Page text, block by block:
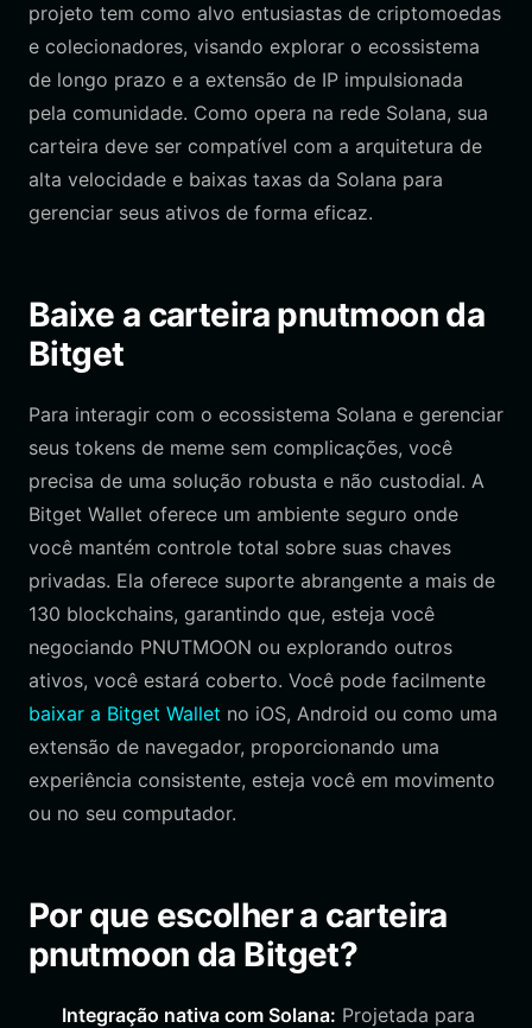
projeto tem como alvo entusiastas de criptomoedas
e colecionadores, visando explorar o ecossistema
de longo prazo e a extensão de IP impulsionada
pela comunidade. Como opera na rede Solana, sua
carteira deve ser compatível com a arquitetura de
alta velocidade e baixas taxas da Solana para
gerenciar seus ativos de forma eficaz.
Baixe a carteira pnutmoon da
Bitget
Para interagir com o ecossistema Solana e gerenciar
seus tokens de meme sem complicações, você
precisa de uma solução robusta e não custodial. A
Bitget Wallet oferece um ambiente seguro onde
você mantém controle total sobre suas chaves
privadas. Ela oferece suporte abrangente a mais de
130 blockchains, garantindo que, esteja você
negociando PNUTMOON ou explorando outros
ativos, você estará coberto. Você pode facilmente
baixar a Bitget Wallet no iOS, Android ou como uma
extensão de navegador, proporcionando uma
experiência consistente, esteja você em movimento
ou no seu computador.
Por que escolher a carteira
pnutmoon da Bitget?
Integração nativa com Solana: Projetada para